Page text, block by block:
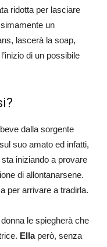
ridotta per lasciare
un
lascerà la soap,
di un possibile
dalla sorgente
suo amato ed infatti,
iniziando a provare
di allontanarsene.
per arrivare a tradirla.
donna le spiegherà che
Ellaperò, senza